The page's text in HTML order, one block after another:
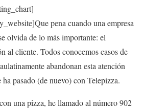
pena cuando una empresa
olvida de lo más importante: el
al cliente. Todos conocemos casos de
abandonan esta atención
pasado (de nuevo) con Telepizza.
una pizza, he llamado al número 902